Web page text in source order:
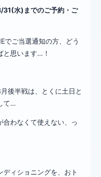
31(水)までのご予約・ご
でご当選通知の方、どう
と思います…！
後半戦は、とくに土日と
て…
わなくて使えない、っ
ィショニングを、おト